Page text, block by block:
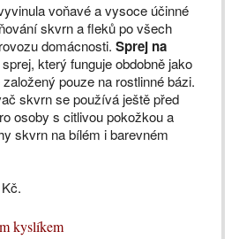
voňavé a vysoce účinné
skvrn a fleků po všech
domácnosti. Sprej na
který funguje obdobně jako
pouze na rostlinné bázi.
skvrn se používá ještě před
osoby s citlivou pokožkou a
skvrn na bílém i barevném
kyslíkem